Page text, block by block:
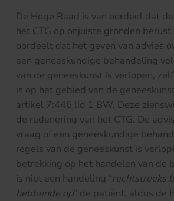
De Hoge Raad is van oordeel dat
het CTG op onjuiste gronden
oordeelt dat het geven van advies
een geneeskundige behandeling
van de geneeskunst is verlopen,
is op het gebied van de
artikel 7:446 lid 1 BW. Deze
de redenering van het CTG. De
vraag of een geneeskundige
regels van de geneeskunst is
betrekking op het handelen van de
is niet een handeling “rechtstreeks
hebbende op” de patiënt, aldus de